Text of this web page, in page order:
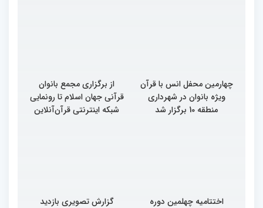
چهارمین محفل انس با قرآن
ویژه بانوان در شهرداری
منطقه 10 برگزار شد
از برگزاری مجمع بانوان
قرآنی جهان اسلام تا رونمایی
شبکه اینترنتی قرآن‌آنلاین
اختتامیه چهلمین دوره
گزارش تصویری بازدید